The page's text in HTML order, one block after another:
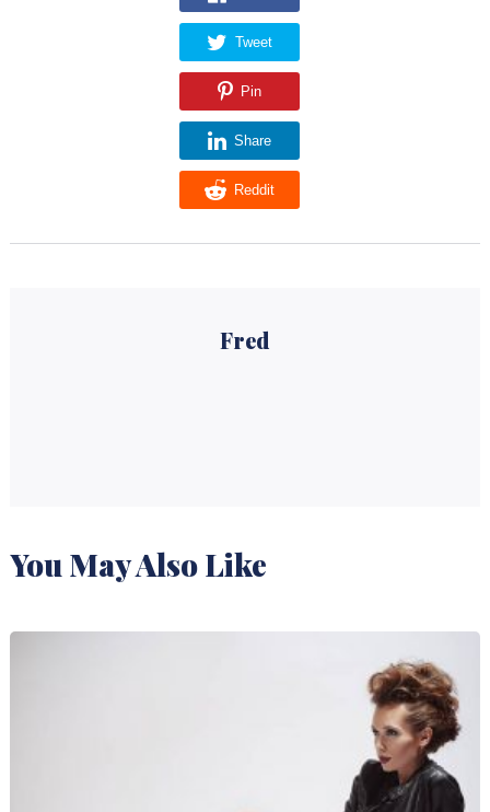
Tweet
Pin
Share
Reddit
Fred
You May Also Like